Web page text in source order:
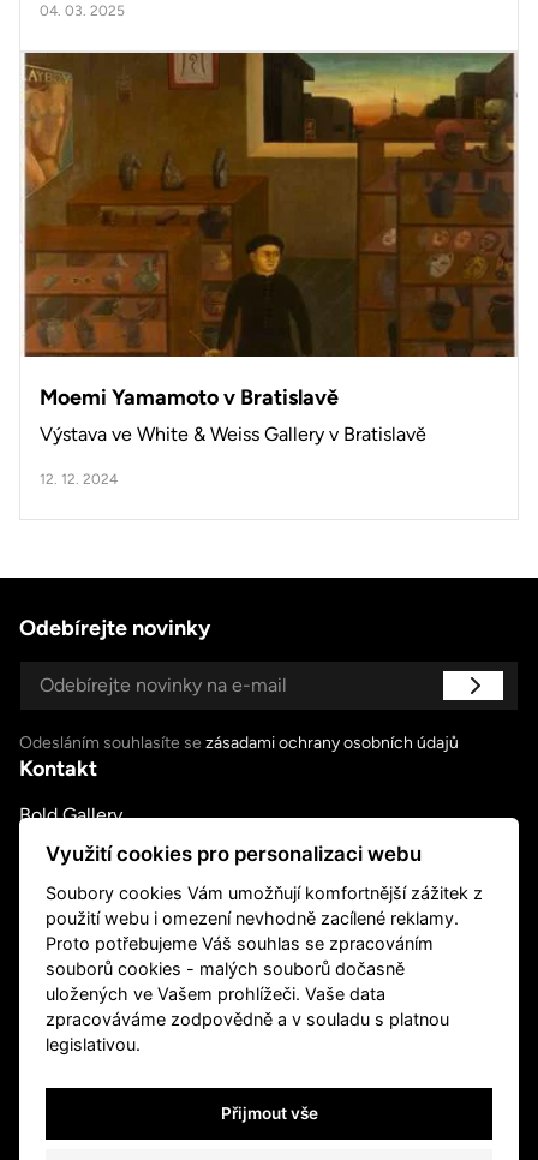
04. 03. 2025
Moemi Yamamoto v Bratislavě
Výstava ve White & Weiss Gallery v Bratislavě
12. 12. 2024
Odebírejte novinky
Odesláním souhlasíte se zásadami ochrany osobních údajů
Kontakt
Bold Gallery
U Měšťanského pivovaru 6a, Praha 7
út – pá 14:00–18:00, so 11:00-18:00
nebo podle ujednání
+420 739 045 855
info@boldgallery.art
Sledujte nás
Využití cookies pro personalizaci webu
Soubory cookies Vám umožňují komfortnější zážitek z
použití webu i omezení nevhodně zacílené reklamy.
Proto potřebujeme Váš souhlas se zpracováním
souborů cookies - malých souborů dočasně
uložených ve Vašem prohlížeči. Vaše data
zpracováváme zodpovědně a v souladu s platnou
legislativou.
Přijmout vše